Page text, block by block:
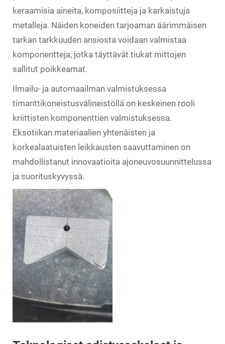
keraamisia aineita, komposiitteja ja karkaistuja
metalleja. Näiden koneiden tarjoaman äärimmäisen
tarkan tarkkuuden ansiosta voidaan valmistaa
komponentteja, jotka täyttävät tiukat mittojen
sallitut poikkeamat.
Ilmailu- ja automaailman valmistuksessa
timanttikoneistusvälineistöllä on keskeinen rooli
kriittisten komponenttien valmistuksessa.
Eksotiikan materiaalien yhtenäisten ja
korkealaatuisten leikkausten saavuttaminen on
mahdollistanut innovaatioita ajoneuvosuunnittelussa
ja suorituskyvyssä.